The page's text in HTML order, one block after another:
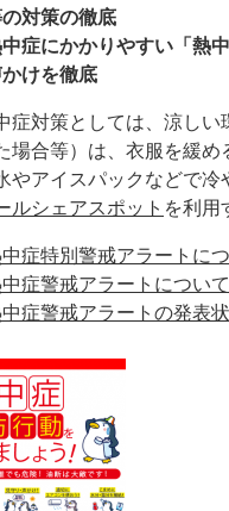
対策の徹底
症にかかりやすい「熱
けを徹底
対策としては、涼しい
場合等）は、衣服を緩
やアイスパックなどで冷
ルシェアスポット を利用
症特別警戒アラートに
症警戒アラートについ
症警戒アラートの発表